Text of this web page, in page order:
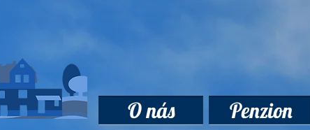
O nás Penzion